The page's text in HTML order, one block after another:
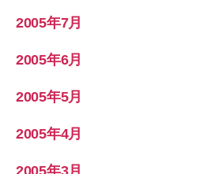
2005年7月
2005年6月
2005年5月
2005年4月
2005年3月